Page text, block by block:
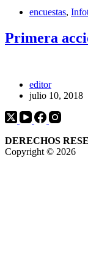
encuestas,
Primera
editor
julio 10, 2018
DERECHOS
Copyright © 2026